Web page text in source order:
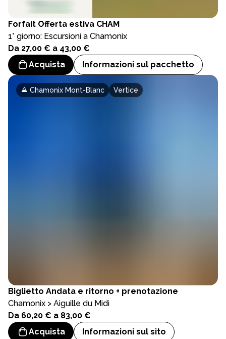
Forfait Offerta estiva CHAM
1° giorno: Escursioni a Chamonix
Da 27,00 € a 43,00 €
Acquista
Informazioni sul pacchetto
Chamonix Mont-Blanc Vertice
Biglietto Andata e ritorno + prenotazione
Chamonix > Aiguille du Midi
Da 60,20 € a 83,00 €
Acquista
Informazioni sul sito